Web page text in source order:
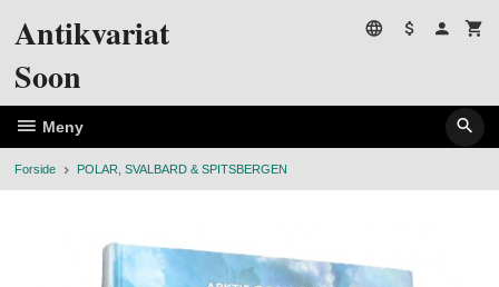
Antikvariat
Soon
Meny
Forside POLAR, SVALBARD & SPITSBERGEN